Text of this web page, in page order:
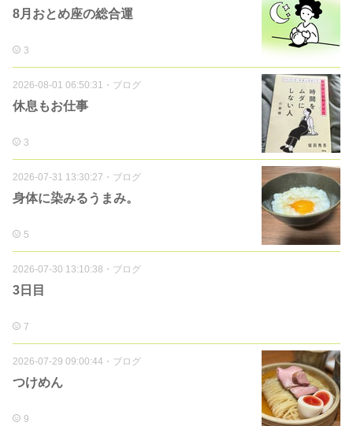
8月おとめ座の総合運
3
2026-08-01 06:50:31 ・ ブログ
休息もお仕事
3
2026-07-31 13:30:27 ・ ブログ
身体に染みるうまみ。
5
2026-07-30 13:10:38 ・ ブログ
3日目
7
2026-07-29 09:00:44 ・ ブログ
つけめん
9